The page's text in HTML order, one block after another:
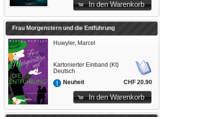
In den Warenkorb
Frau Morgenstern und die Entführung
Huwyler, Marcel
Kartonierter Einband (Kt)
Deutsch
Neuheit
CHF 20.90
In den Warenkorb